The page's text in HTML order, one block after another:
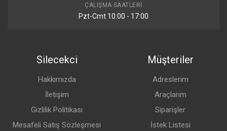
ÇALIŞMA SAATLERI
Pzt-Cmt 10:00 - 17:00
Silecekci
Hakkımızda
İletişim
Gizlilik Politikası
Mesafeli Satış Sözleşmesi
Müşteriler
Adreslerim
Araçlarım
Siparişler
İstek Listesi